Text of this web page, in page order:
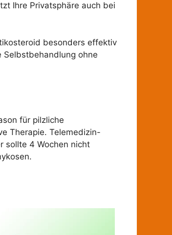
Ihre Privatsphäre auch bei
besonders effektiv
ohne
für pilzliche
Therapie. Telemedizin-
sollte 4 Wochen nicht